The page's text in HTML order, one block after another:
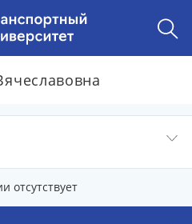
отсутствует